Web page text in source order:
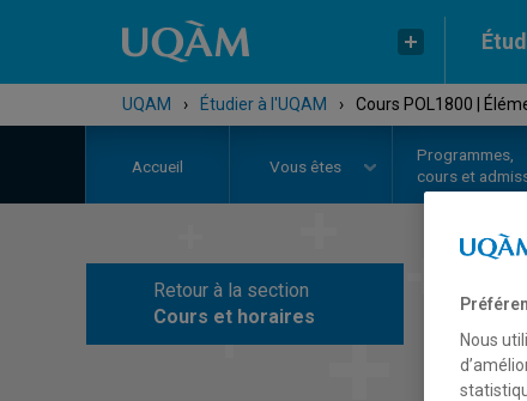
UQAM › Étudier à l'UQAM › Cours POL1800 |
Accueil Vous êtes
Programmes,
cours et
Retour à la section
Cours et horaires
Nous